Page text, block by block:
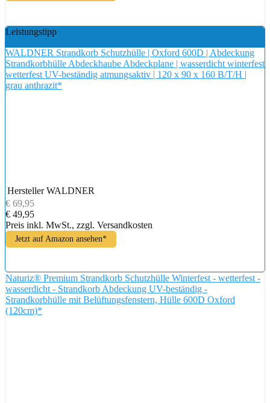
Leistungstipp
WALDNER Strandkorb Schutzhülle | Oxford 600D | Abdeckung
Strandkorbhülle Abdeckhaube Abdeckplane | wasserdicht winterfest
wetterfest UV-beständig atmungsaktiv | 120 x 90 x 160 B/T/H |
grau anthrazit*
Hersteller WALDNER
€ 69,95
€ 49,95
Preis inkl. MwSt., zzgl. Versandkosten
Jetzt auf Amazon ansehen*
Naturiz® Premium Strandkorb Schutzhülle Winterfest - wetterfest -
wasserdicht - Strandkorb Abdeckung UV-beständig -
Strandkorbhülle mit Belüftungsfenstern, Hülle 600D Oxford
(120cm)*